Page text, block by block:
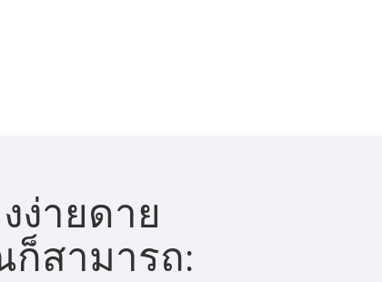
ง่ายดาย
ก็สามารถ: